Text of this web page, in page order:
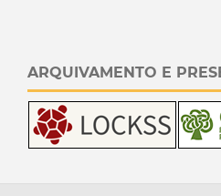
ARQUIVAMENTO E